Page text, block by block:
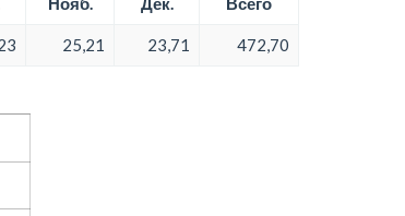
25,21 23,71 472,70